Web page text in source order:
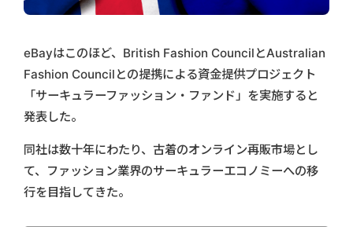
eBayはこのほど、British Fashion CouncilとAustralian
Fashion Councilとの提携による資金提供プロジェクト
「サーキュラーファッション・ファンド」を実施すると
発表した。
同社は数十年にわたり、古着のオンライン再販市場とし
て、ファッション業界のサーキュラーエコノミーへの移
行を目指してきた。